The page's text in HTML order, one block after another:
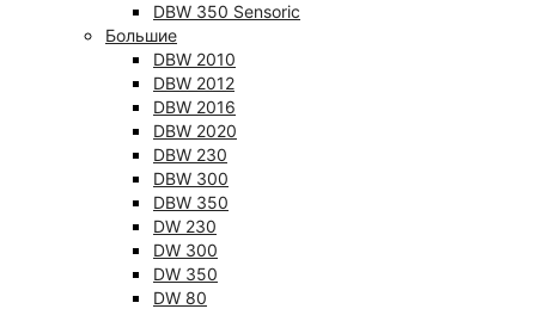
DBW 350 Sensoric
Большие
DBW 2010
DBW 2012
DBW 2016
DBW 2020
DBW 230
DBW 300
DBW 350
DW 230
DW 300
DW 350
DW 80